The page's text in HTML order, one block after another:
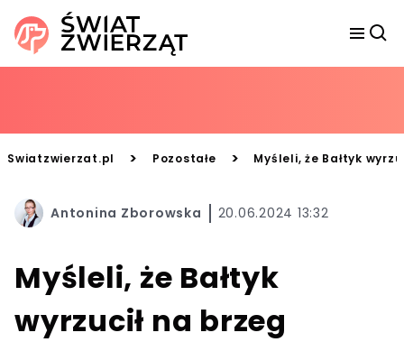
Swiatzwierzat.pl > Pozostałe > Myśleli, że Bałtyk
Antonina Zborowska 20.06.2024 13:32
Myśleli, że Bałtyk
wyrzucił na brzeg